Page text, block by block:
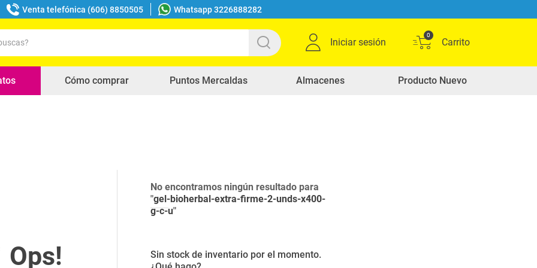
Venta telefónica (606) 8850505 Whatsapp 3226888282
Iniciar sesión
0
Cómo comprar Puntos Mercaldas Almacenes Producto Nuevo
No encontramos ningún resultado para
"gel-bioherbal-extra-firme-2-unds-x400-
g-c-u"
Sin stock de inventario por el momento.
buscados